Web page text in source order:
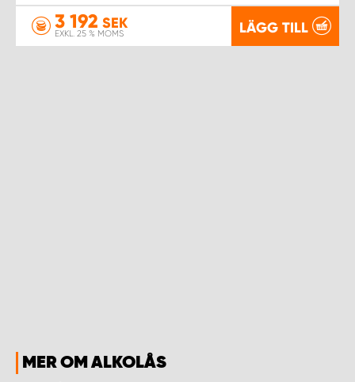
3 192 SEK
EXKL. 25 % MOMS LÄGG TILL
MER OM ALKOLÅS